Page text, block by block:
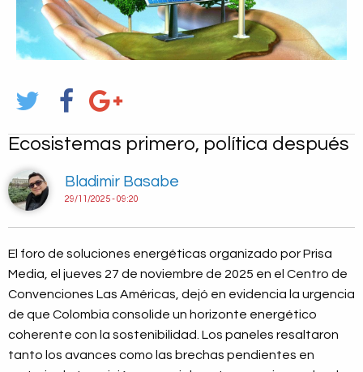
Ecosistemas primero, política después
Bladimir Basabe
29/11/2025 - 09:20
El foro de soluciones energéticas organizado por Prisa
Media, el jueves 27 de noviembre de 2025 en el Centro de
Convenciones Las Américas, dejó en evidencia la urgencia
de que Colombia consolide un horizonte energético
coherente con la sostenibilidad. Los paneles resaltaron
tanto los avances como las brechas pendientes en